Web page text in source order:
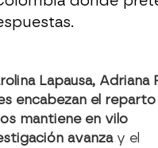
Lapausa, Adriana
encabezan el
mantiene en vilo
avanza y el